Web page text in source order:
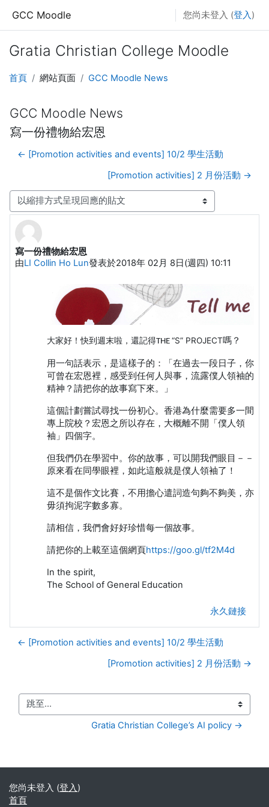
GCC Moodle 您尚未登入 (登入 )
Gratia Christian College Moodle
首頁 網站頁面 GCC Moodle News
GCC Moodle News
寫一份禮物給宏恩
← [Promotion activities and events] 10/2 學生活動
[Promotion activities] 2 月份活動 →
顯示模式
寫一份禮物給宏恩
由LI Collin Ho Lun發表於2018年 02月 8日(週四) 10:11
Number of replies: 0
大家好！快到週末啦，還記得THE “S” PROJECT嗎？
用一句話表示，是這樣子的：「在過去一段日子，你
可曾在宏恩裡，感受到任何人與事，流露僕人領袖的
精神？請把你的故事寫下來。」
這個計劃嘗試尋找一份初心。香港為什麼需要多一間
專上院校？宏恩之所以存在，大概離不開「僕人領
袖」四個字。
但我們仍在學習中。你的故事，可以開我們眼目－－
原來看在同學眼裡，如此這般就是僕人領袖了！
這不是個作文比賽，不用擔心遣詞造句夠不夠美，亦
毋須拘泥字數多寡。
請相信，我們會好好珍惜每一個故事。
請把你的上載至這個網頁https://goo.gl/tf2M4d
In the spirit,
The School of General Education
永久鏈接
← [Promotion activities and events] 10/2 學生活動
[Promotion activities] 2 月份活動 →
跳至...
Gratia Christian College’s AI policy →
您尚未登入 (登入)
首頁